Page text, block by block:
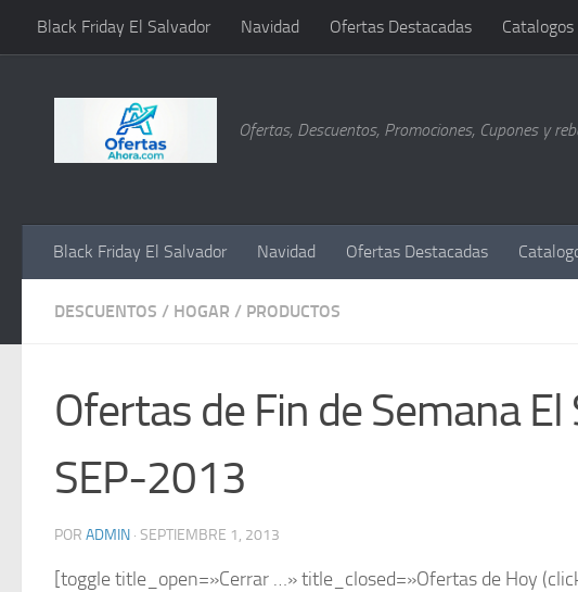
Saltar al contenido
Black Friday El Salvador Navidad Ofertas Destacadas Catalogos
Ofertas, Descuentos, Promociones, Cupones y
Black Friday El Salvador Navidad Ofertas Destacadas
DESCUENTOS / HOGAR / PRODUCTOS
Ofertas de Fin de Semana
SEP-2013
POR ADMIN · SEPTIEMBRE 1, 2013
[toggle title_open=»Cerrar …» title_closed=»Ofertas de Hoy